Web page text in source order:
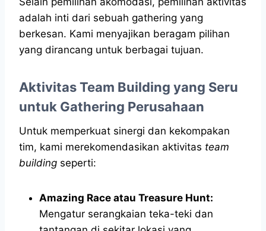
adalah inti dari sebuah gathering yang
berkesan. Kami menyajikan beragam pilihan
yang dirancang untuk berbagai tujuan.
Aktivitas Team Building yang Seru
untuk Gathering Perusahaan
Untuk memperkuat sinergi dan kekompakan
tim, kami merekomendasikan aktivitas team
building seperti:
Amazing Race atau Treasure Hunt:
Mengatur serangkaian teka-teki dan